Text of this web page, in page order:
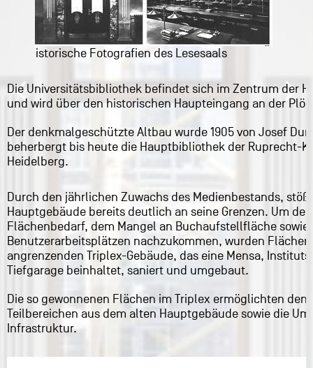
Historische Fotografien des Lesesaals
Die Universitätsbibliothek befindet sich im Zentrum der
und wird über den historischen Haupteingang an der
Der denkmalgeschützte Altbau wurde 1905 von Josef
beherbergt bis heute die Hauptbibliothek der Ruprecht-
Heidelberg.
Durch den jährlichen Zuwachs des Medienbestands,
Hauptgebäude bereits deutlich an seine Grenzen. Um
Flächenbedarf, dem Mangel an Buchaufstellfläche sowie
Benutzerarbeitsplätzen nachzukommen, wurden
angrenzenden Triplex-Gebäude, das eine Mensa,
Tiefgarage beinhaltet, saniert und umgebaut.
Die so gewonnenen Flächen im Triplex ermöglichten den
Teilbereichen aus dem alten Hauptgebäude sowie die
Infrastruktur.